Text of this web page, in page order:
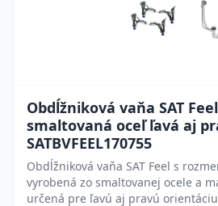
Obdĺžniková vaňa SAT
smaltovaná oceľ ľavá aj
SATBVFEEL170755
Obdĺžniková vaňa SAT Feel s
vyrobená zo smaltovanej ocele a
určená pre ľavú aj pravú